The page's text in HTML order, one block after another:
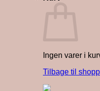
Ingen varer i
Tilbage til